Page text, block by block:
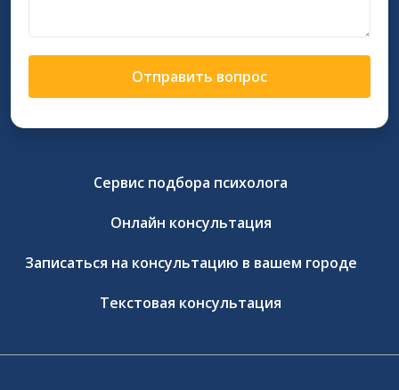
Отправить вопрос
Сервис подбора психолога
Онлайн консультация
Записаться на консультацию в вашем городе
Текстовая консультация